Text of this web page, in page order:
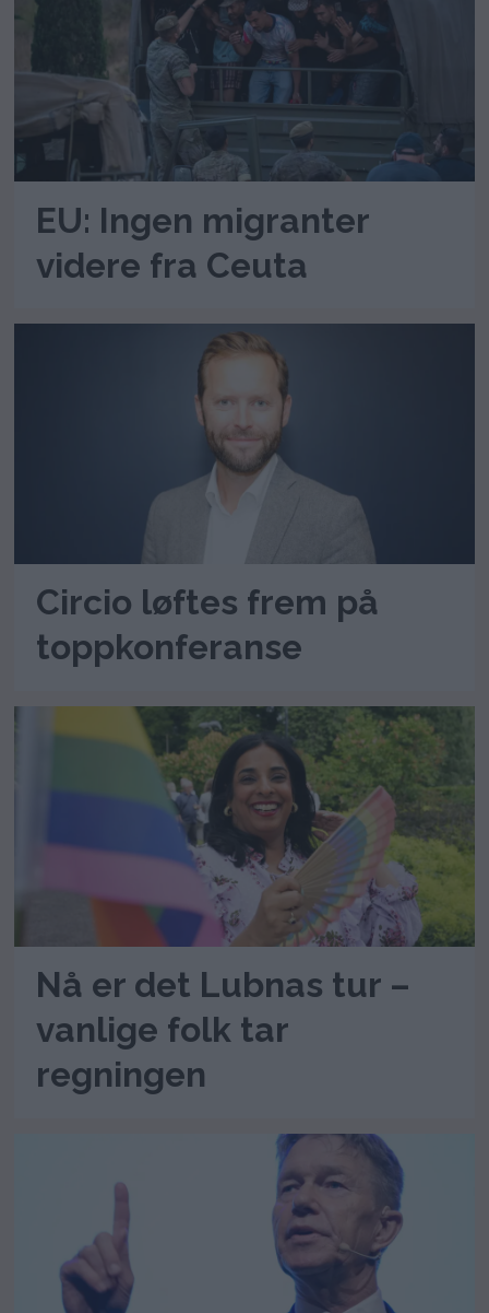
EU: Ingen migranter
videre fra Ceuta
Circio løftes frem på
toppkonferanse
Nå er det Lubnas tur –
vanlige folk tar
regningen